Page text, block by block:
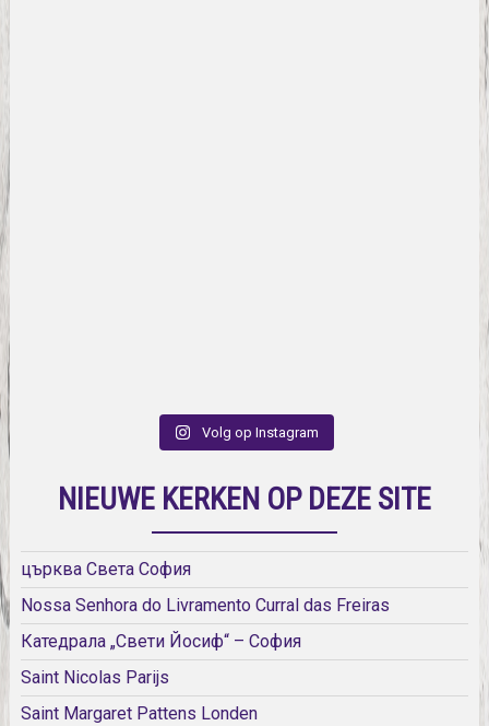
Volg op Instagram
NIEUWE KERKEN OP DEZE SITE
църква Света София
Nossa Senhora do Livramento Curral das Freiras
Катедрала „Свети Йосиф“ – София
Saint Nicolas Parijs
Saint Margaret Pattens Londen